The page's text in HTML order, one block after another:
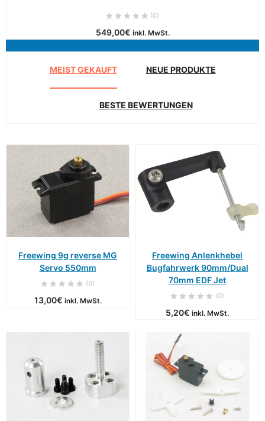
(0)
549,00€ inkl. MwSt.
MEIST GEKAUFT NEUE PRODUKTE
BESTE BEWERTUNGEN
Freewing 9g reverse MG
Servo 550mm
(0)
13,00€ inkl. MwSt.
Freewing Anlenkhebel
Bugfahrwerk 90mm/Dual
70mm EDF Jet
(0)
5,20€ inkl. MwSt.